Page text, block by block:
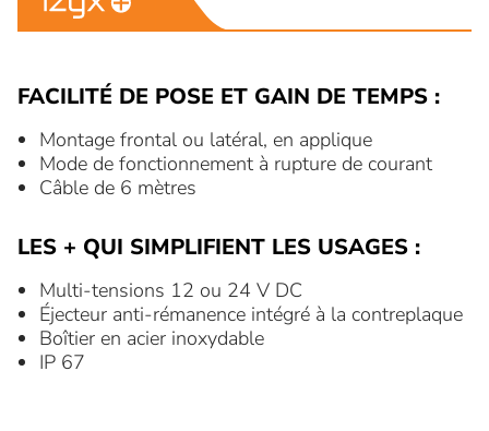
FACILITÉ DE POSE ET GAIN DE TEMPS :
Montage frontal ou latéral, en applique
Mode de fonctionnement à rupture de courant
Câble de 6 mètres
LES + QUI SIMPLIFIENT LES USAGES :
Multi-tensions 12 ou 24 V DC
Éjecteur anti-rémanence intégré à la contreplaque
Boîtier en acier inoxydable
IP 67